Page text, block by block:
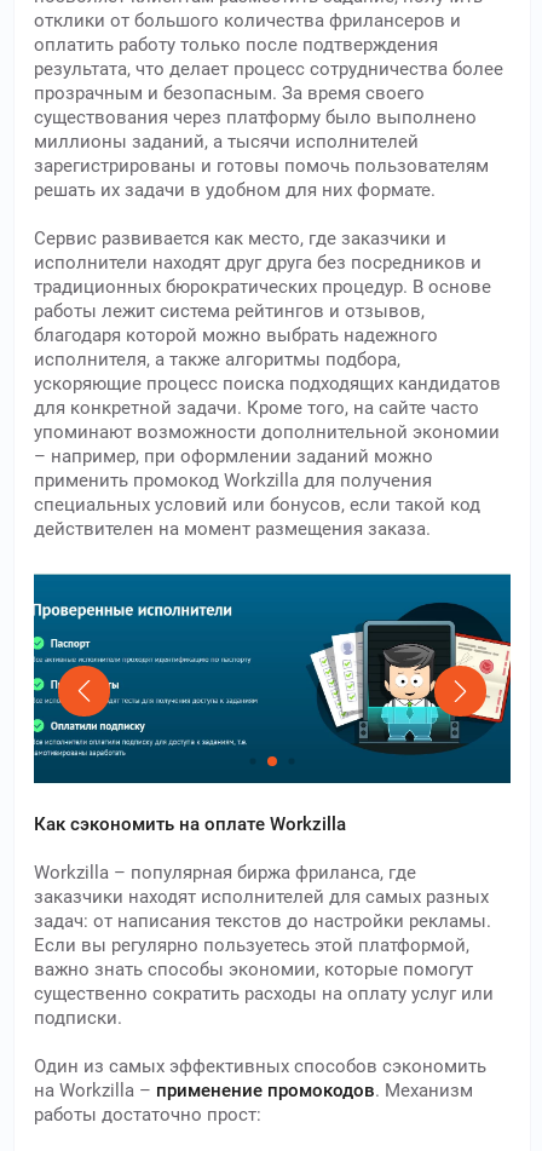
отклики от большого количества фрилансеров и
оплатить работу только после подтверждения
результата, что делает процесс сотрудничества более
прозрачным и безопасным. За время своего
существования через платформу было выполнено
миллионы заданий, а тысячи исполнителей
зарегистрированы и готовы помочь пользователям
решать их задачи в удобном для них формате.
Сервис развивается как место, где заказчики и
исполнители находят друг друга без посредников и
традиционных бюрократических процедур. В основе
работы лежит система рейтингов и отзывов,
благодаря которой можно выбрать надежного
исполнителя, а также алгоритмы подбора,
ускоряющие процесс поиска подходящих кандидатов
для конкретной задачи. Кроме того, на сайте часто
упоминают возможности дополнительной экономии
– например, при оформлении заданий можно
применить промокод Workzilla для получения
специальных условий или бонусов, если такой код
действителен на момент размещения заказа.
Как сэкономить на оплате Workzilla
Workzilla – популярная биржа фриланса, где
заказчики находят исполнителей для самых разных
задач: от написания текстов до настройки рекламы.
Если вы регулярно пользуетесь этой платформой,
важно знать способы экономии, которые помогут
существенно сократить расходы на оплату услуг или
подписки.
Один из самых эффективных способов сэкономить
на Workzilla – применение промокодов. Механизм
работы достаточно прост: